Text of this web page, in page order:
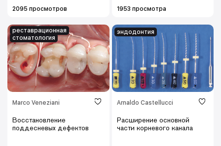
2095 просмотров 1953 просмотра
реставрационная
стоматология
Marco Veneziani
Восстановление
поддесневых дефектов
эндодонтия
Arnaldo Castellucci
Расширение основной
части корневого канала